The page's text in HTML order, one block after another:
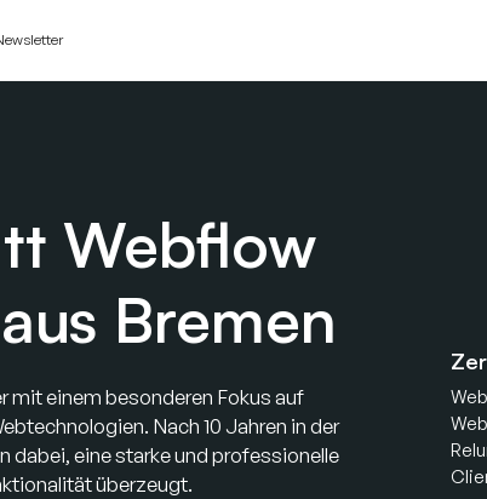
Webflow
Bremen
mit einem besonderen Fokus auf
Nach 10 Jahren in der
dabei, eine starke und professionelle
überzeugt.